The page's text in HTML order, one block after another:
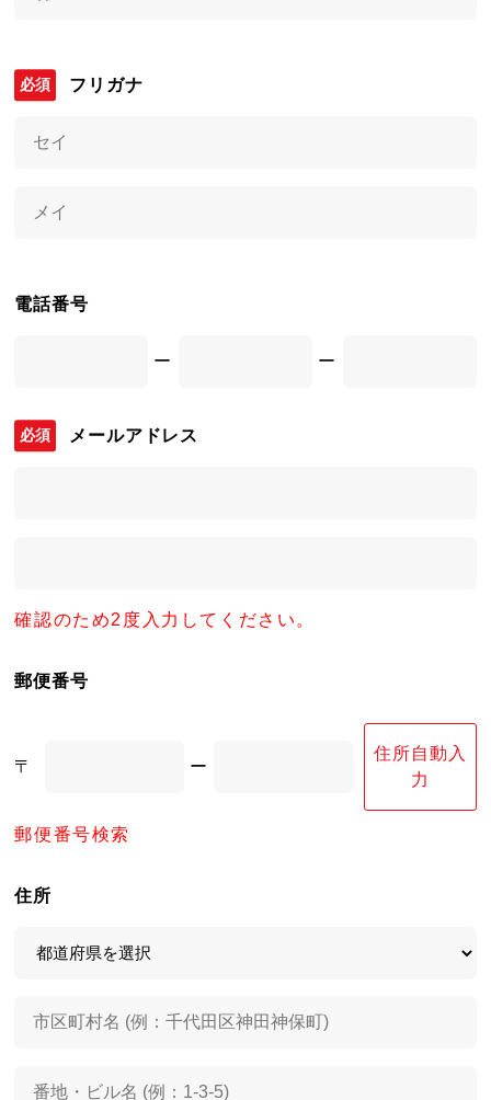
フリガナ
電話番号
ー ー
メールアドレス
確認のため2度入力してください。
郵便番号
〒 ー
住所自動入
力
郵便番号検索
住所